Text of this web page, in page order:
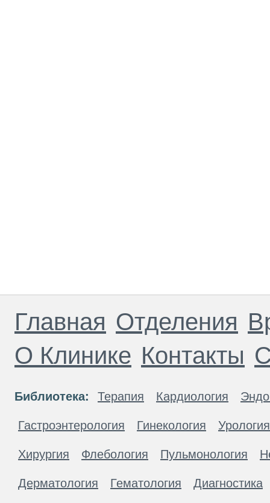
Главная Отделения
О Клинике Контакты
Библиотека: Терапия Кардиология
Гастроэнтерология Гинекология Урология
Хирургия Флебология Пульмонология
Дерматология Гематология Диагностика